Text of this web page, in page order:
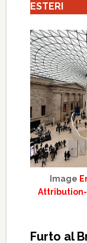
ESTERI
Image
Attribution-
Furto al